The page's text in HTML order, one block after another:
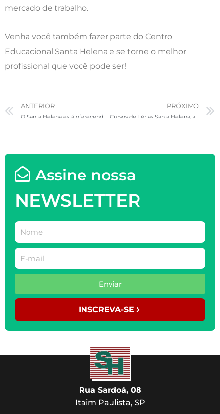
mercado de trabalho.
Venha você também fazer parte do Centro
Educacional Santa Helena e se torne o melhor
profissional que você pode ser!
Prev
ANTERIOR
O Santa Helena está oferecendo bolsa para Radiologia, quais as vantagens de cursar Radiologia ?
PRÓXIMO
Cursos de Férias Santa Helena, acompanhe como foi e as vantagens de estar com a gente.
Assine nossa
NEWSLETTER
Enviar
INSCREVA-SE
Rua Sardoá, 08
Itaim Paulista, SP